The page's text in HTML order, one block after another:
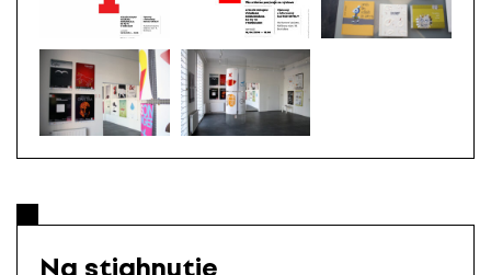
Na stiahnutie